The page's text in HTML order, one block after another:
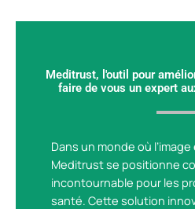
Meditrust, l'outil pour
faire de vous un expert
Dans un monde où
Meditrust se positionne
incontournable pour les
santé. Cette solution